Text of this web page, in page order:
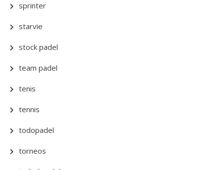
sprinter
starvie
stock padel
team padel
tenis
tennis
todopadel
torneos